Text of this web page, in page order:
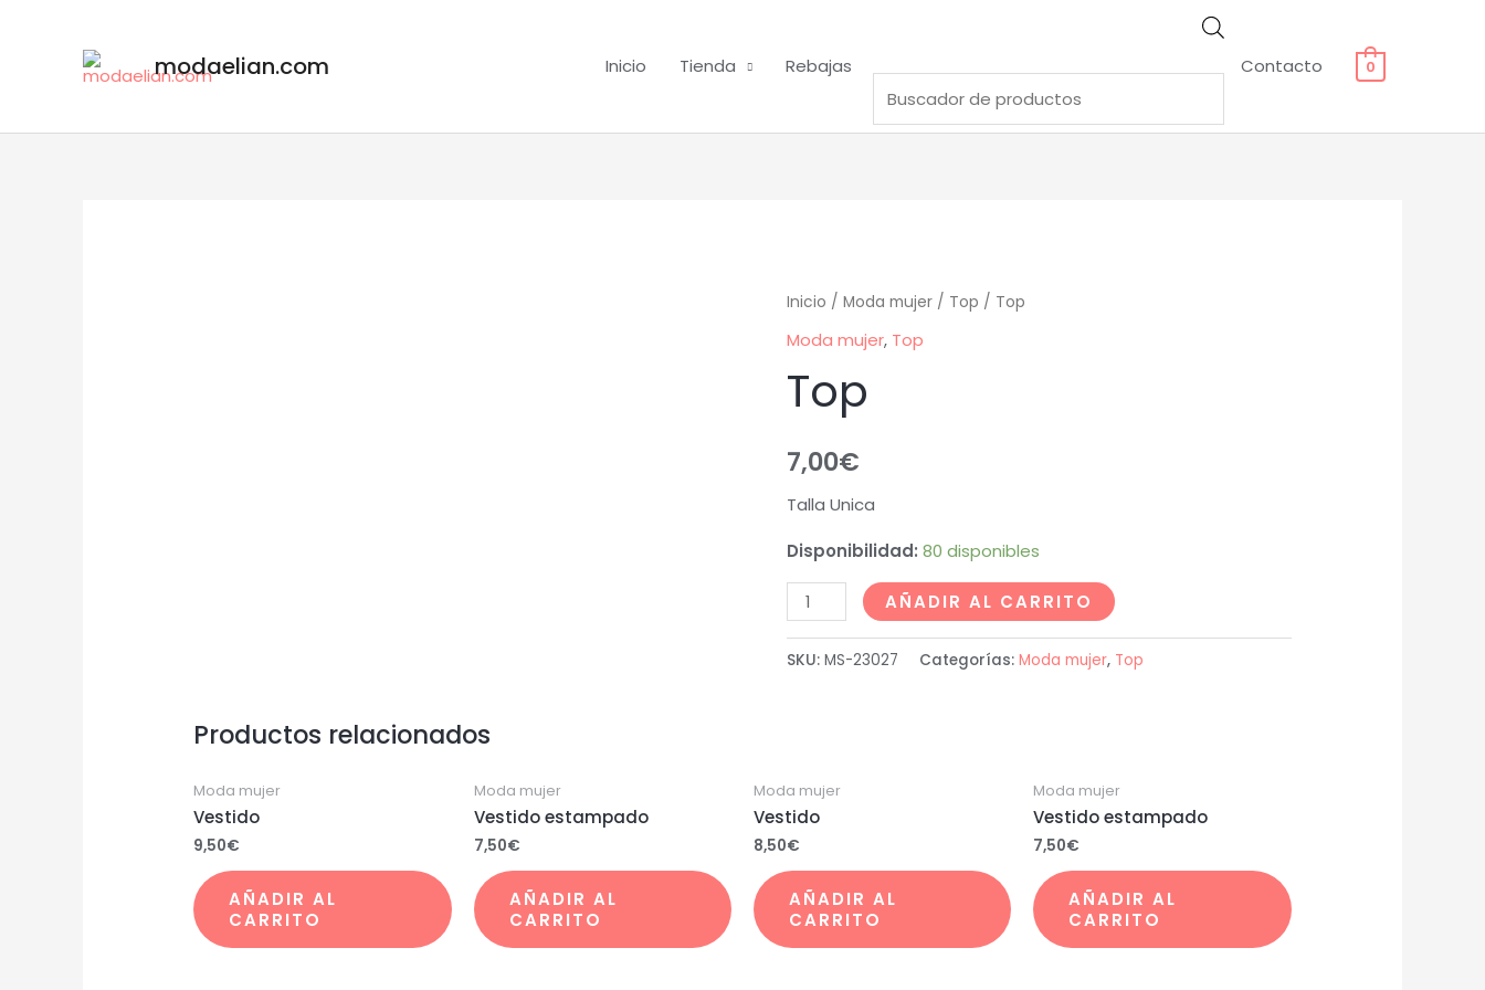
modaelian.com Inicio Tienda Rebajas Contacto 0
Inicio / Moda mujer/ Top / Top
Moda mujer, Top
Top
7,00€
Talla Unica
Disponibilidad: 80 disponibles
AÑADIR AL CARRITO
SKU: MS-23027 Categorías: Moda mujer, Top
Productos relacionados
Moda mujer
Vestido
9,50€
AÑADIR AL
CARRITO
Moda mujer
Vestido estampado
7,50€
AÑADIR AL
CARRITO
Moda mujer
Vestido
8,50€
AÑADIR AL
CARRITO
Moda mujer
Vestido estampado
7,50€
AÑADIR AL
CARRITO